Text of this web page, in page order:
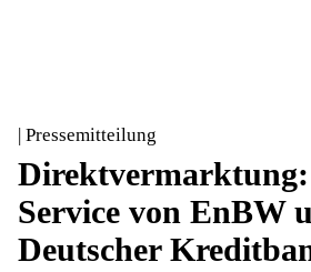
| Pressemitteilung
Direktvermarktung:
Service von EnBW
Deutscher